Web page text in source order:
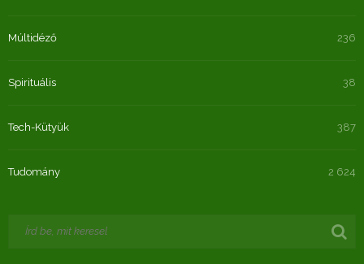
Múltidéző 236
Spirituális 38
Tech-Kütyük 387
Tudomány 2 624